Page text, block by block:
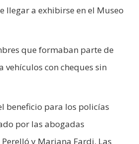
llegar a exhibirse en el Museo
que formaban parte de
con cheques sin
beneficio para los policías
por las abogadas
y Mariana Fardi. Las